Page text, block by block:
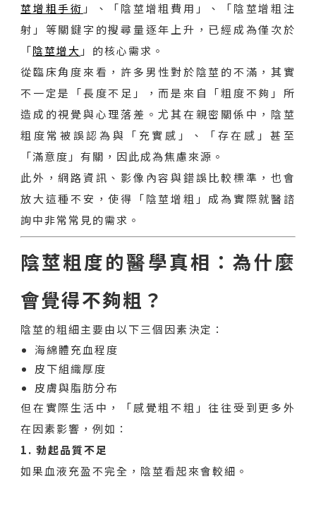
莖增粗手術 」、「陰莖增粗費用」、「陰莖增粗注
射」等關鍵字的搜尋量逐年上升，已經成為僅次於
「陰莖增大 」的核心需求。
從臨床角度來看，許多男性對於陰莖的不滿，其實
不一定是「長度不足」，而是來自「粗度不夠」所
造成的視覺與心理落差。尤其在親密關係中，陰莖
粗度常被誤認為與「充實感」、「存在感」甚至
「滿意度」有關，因此成為焦慮來源。
此外，網路資訊、影像內容與錯誤比較標準，也會
放大這種不安，使得「陰莖增粗」成為實際就醫諮
詢中非常常見的需求。
陰莖粗度的醫學真相：為什麼
會覺得不夠粗？
陰莖的粗細主要由以下三個因素決定：
海綿體充血程度
皮下組織厚度
皮膚與脂肪分布
但在實際生活中，「感覺粗不粗」往往受到更多外
在因素影響，例如：
1. 勃起品質不足
如果血液充盈不完全，陰莖看起來會較細。